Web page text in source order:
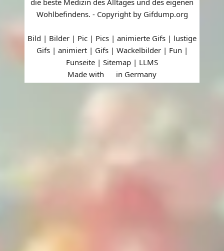
die beste Medizin des Alltages und des eigenen
Wohlbefindens. - Copyright by Gifdump.org
Bild | Bilder | Pic | Pics | animierte Gifs | lustige
Gifs | animiert | Gifs | Wackelbilder | Fun |
Funseite | Sitemap | LLMS
Made with
in Germany